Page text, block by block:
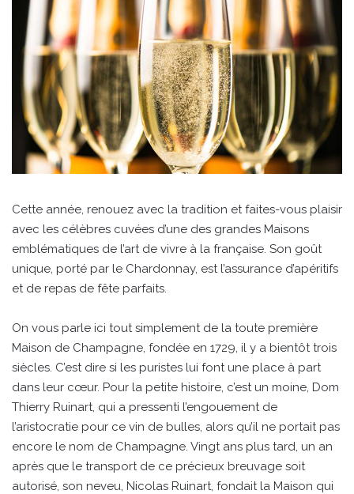
Cette année, renouez avec la tradition et faites-vous plaisir
avec les célèbres cuvées d’une des grandes Maisons
emblématiques de l’art de vivre à la française. Son goût
unique, porté par le Chardonnay, est l’assurance d’apéritifs
et de repas de fête parfaits.
On vous parle ici tout simplement de la toute première
Maison de Champagne, fondée en 1729, il y a bientôt trois
siècles. C’est dire si les puristes lui font une place à part
dans leur cœur. Pour la petite histoire, c’est un moine, Dom
Thierry Ruinart, qui a pressenti l’engouement de
l’aristocratie pour ce vin de bulles, alors qu’il ne portait pas
encore le nom de Champagne. Vingt ans plus tard, un an
après que le transport de ce précieux breuvage soit
autorisé, son neveu, Nicolas Ruinart, fondait la Maison qui